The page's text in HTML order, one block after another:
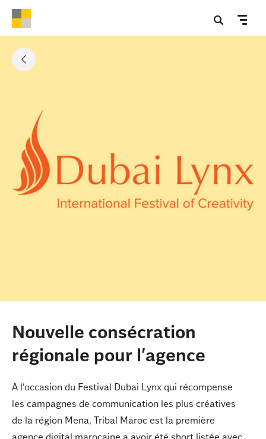
Nouvelle consécration
régionale pour l’agence
A l’occasion du Festival Dubai Lynx qui récompense
les campagnes de communication les plus créatives
de la région Mena, Tribal Maroc est la première
agence digital marocaine a avoir été short listée avec